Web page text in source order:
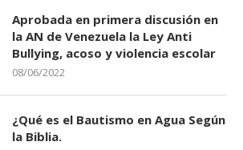
Aprobada en primera discusión en
la AN de Venezuela la Ley Anti
Bullying, acoso y violencia escolar
08/06/2022
¿Qué es el Bautismo en Agua Según
la Biblia.